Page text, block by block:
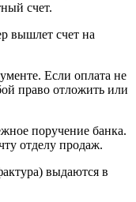
счет.
вышлет счет на
Если оплата не
право отложить или
поручение банка.
отделу продаж.
выдаются в